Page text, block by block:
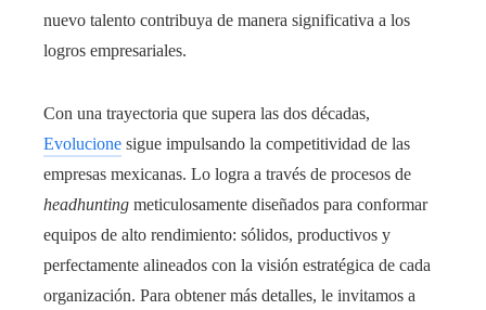
nuevo talento contribuya de manera significativa a los
logros empresariales.
Con una trayectoria que supera las dos décadas,
Evolucione sigue impulsando la competitividad de las
empresas mexicanas. Lo logra a través de procesos de
headhunting meticulosamente diseñados para conformar
equipos de alto rendimiento: sólidos, productivos y
perfectamente alineados con la visión estratégica de cada
organización. Para obtener más detalles, le invitamos a